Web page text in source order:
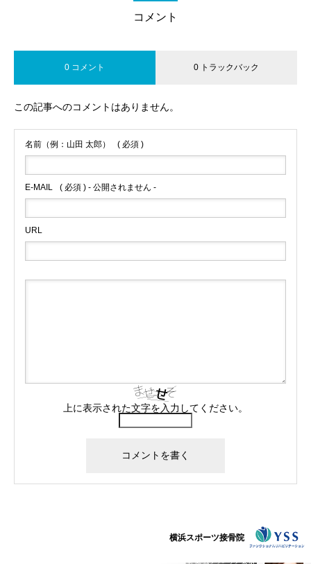
コメント
0 コメント 0 トラックバック
この記事へのコメントはありません。
名前（例：山田 太郎） ( 必須 )
E-MAIL ( 必須 ) - 公開されません -
URL
上に表示された文字を入力してください。
横浜スポーツ接骨院